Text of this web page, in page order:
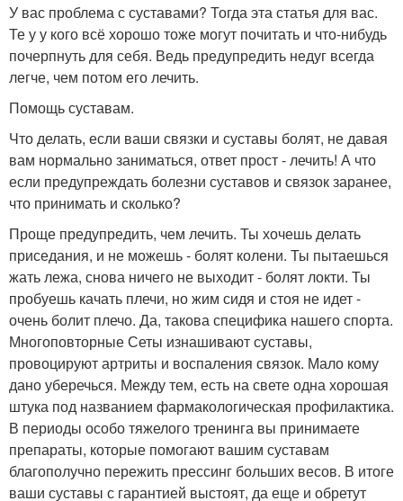
У вас проблема с суставами? Тогда эта статья для вас.
Те у у кого всё хорошо тоже могут почитать и что-нибудь
почерпнуть для себя. Ведь предупредить недуг всегда
легче, чем потом его лечить.
Помощь суставам.
Что делать, если ваши связки и суставы болят, не давая
вам нормально заниматься, ответ прост - лечить! А что
если предупреждать болезни суставов и связок заранее,
что принимать и сколько?
Проще предупредить, чем лечить. Ты хочешь делать
приседания, и не можешь - болят колени. Ты пытаешься
жать лежа, снова ничего не выходит - болят локти. Ты
пробуешь качать плечи, но жим сидя и стоя не идет -
очень болит плечо. Да, такова специфика нашего спорта.
Многоповторные Сеты изнашивают суставы,
провоцируют артриты и воспаления связок. Мало кому
дано уберечься. Между тем, есть на свете одна хорошая
штука под названием фармакологическая профилактика.
В периоды особо тяжелого тренинга вы принимаете
препараты, которые помогают вашим суставам
благополучно пережить прессинг больших весов. В итоге
ваши суставы с гарантией выстоят, да еще и обретут